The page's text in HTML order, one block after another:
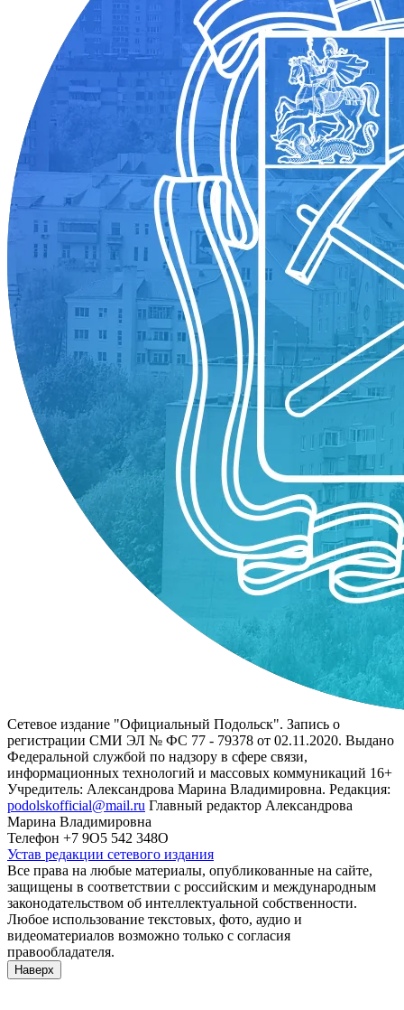
Сетевое издание "Официальный Подольск". Запись о
регистрации СМИ ЭЛ № ФС 77 - 79378 от 02.11.2020. Выдано
Федеральной службой по надзору в сфере связи,
информационных технологий и массовых коммуникаций 16+
Учредитель: Александрова Марина Владимировна. Редакция:
podolskofficial@mail.ru Главный редактор Александрова
Марина Владимировна
Телефон +7 9О5 542 348О
Устав редакции сетевого издания
Все права на любые материалы, опубликованные на сайте,
защищены в соответствии с российским и международным
законодательством об интеллектуальной собственности.
Любое использование текстовых, фото, аудио и
видеоматериалов возможно только с согласия
правообладателя.
Наверх